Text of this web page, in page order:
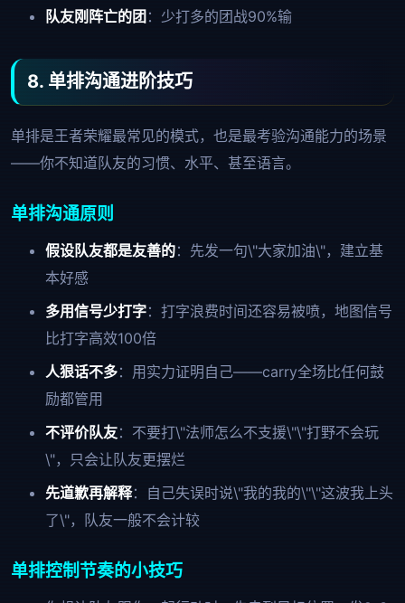
队友刚阵亡的团 ：少打多的团战90%输
8. 单排沟通进阶技巧
单排是王者荣耀最常见的模式，也是最考验沟通能力的场景
——你不知道队友的习惯、水平、甚至语言。
单排沟通原则
假设队友都是友善的：先发一句\"大家加油\"，建立基
本好感
多用信号少打字：打字浪费时间还容易被喷，地图信号
比打字高效100倍
人狠话不多：用实力证明自己——carry全场比任何鼓
励都管用
不评价队友：不要打\"法师怎么不支援\"\"打野不会玩
\"，只会让队友更摆烂
先道歉再解释：自己失误时说\"我的我的\"\"这波我上头
了\"，队友一般不会计较
单排控制节奏的小技巧